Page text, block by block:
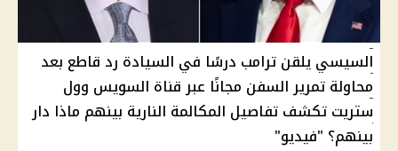
السيسي يلقن ترامب درسًا في السيادة رد قاطع بعد
محاولة تمرير السفن مجانًا عبر قناة السويس وول
ستريت تكشف تفاصيل المكالمة النارية بينهم ماذا دار
بينهم؟ "فيديو"